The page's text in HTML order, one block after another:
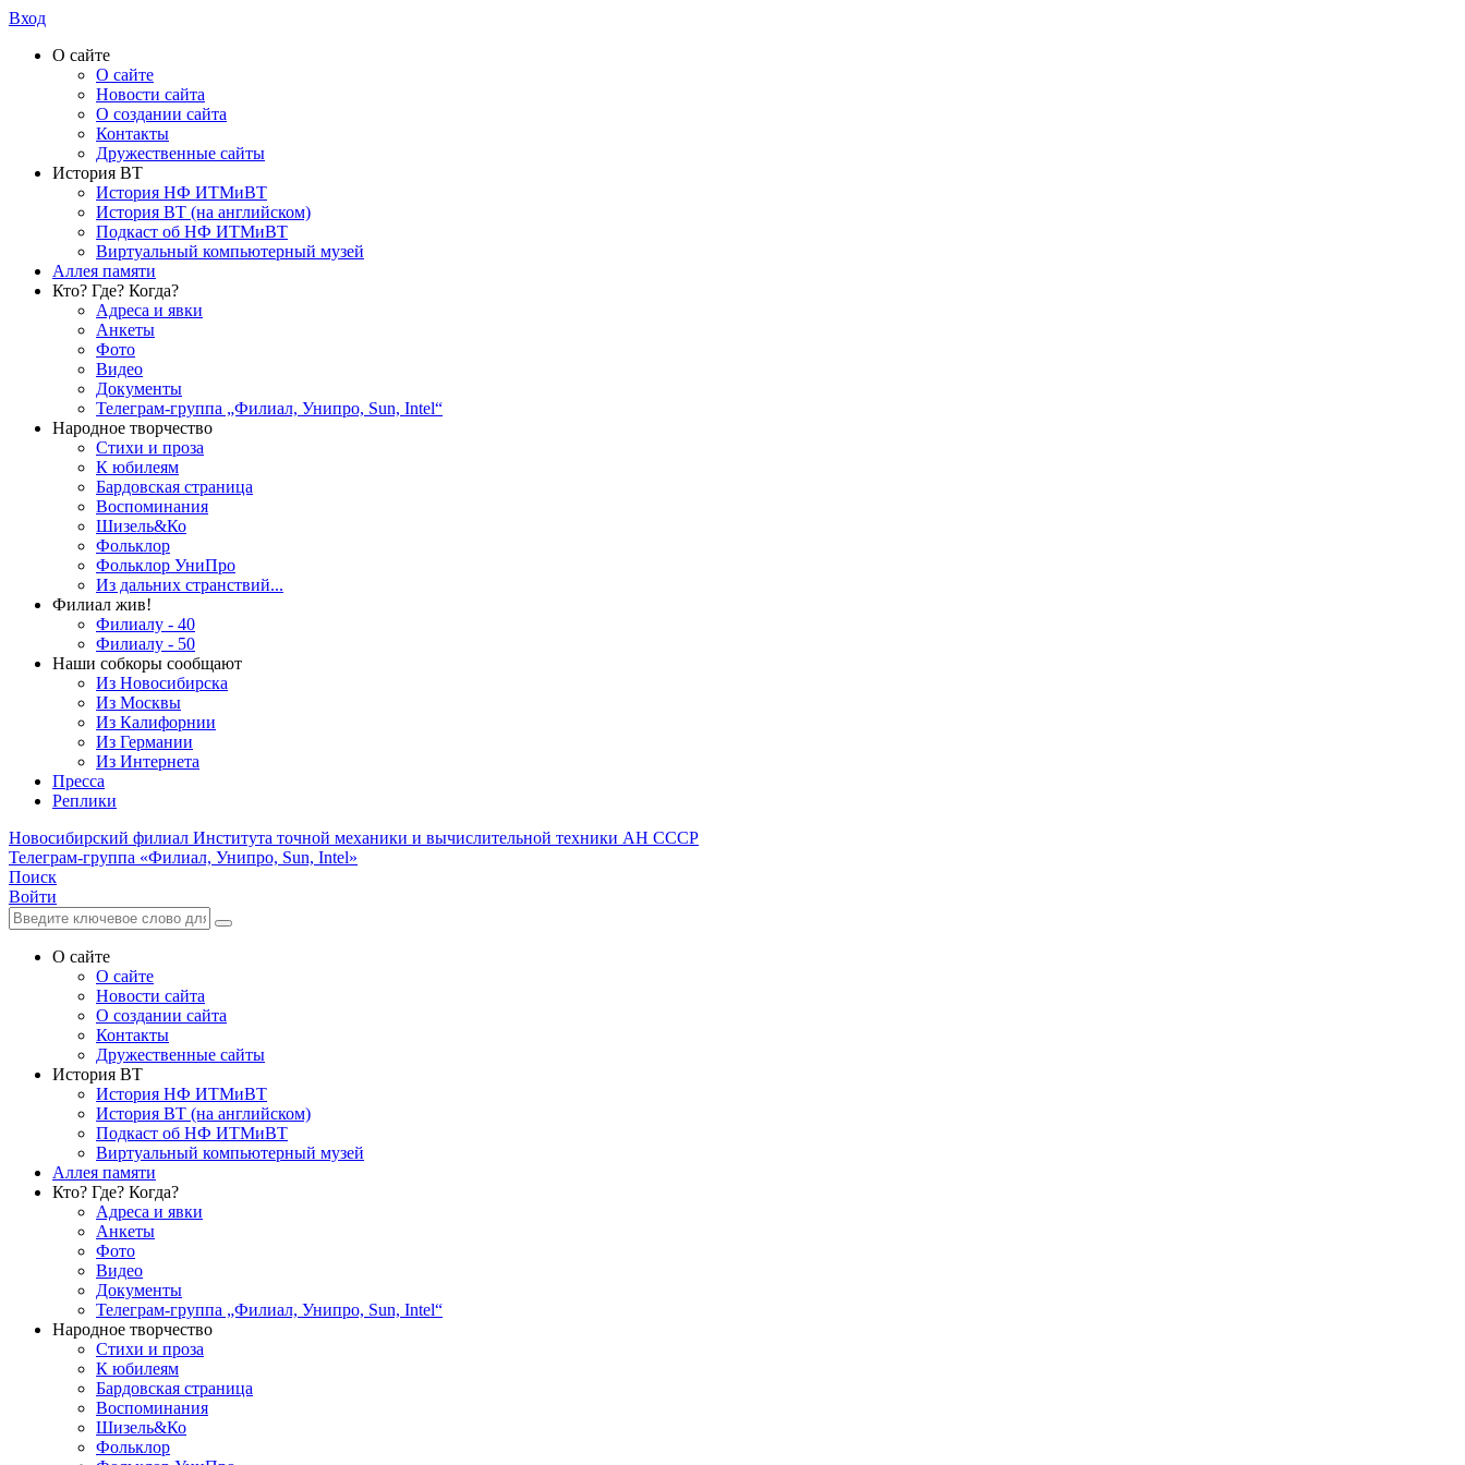
Вход
О сайте
О сайте
Новости сайта
О создании сайта
Контакты
Дружественные сайты
История ВТ
История НФ ИТМиВТ
История ВТ (на английском)
Подкаст об НФ ИТМиВТ
Виртуальный компьютерный музей
Аллея памяти
Кто? Где? Когда?
Адреса и явки
Анкеты
Фото
Видео
Документы
Телеграм-группа „Филиал, Унипро, Sun, Intel“
Народное творчество
Стихи и проза
К юбилеям
Бардовская страница
Воспоминания
Шизель&Ко
Фольклор
Фольклор УниПро
Из дальних странствий...
Филиал жив!
Филиалу - 40
Филиалу - 50
Наши собкоры сообщают
Из Новосибирска
Из Москвы
Из Калифорнии
Из Германии
Из Интернета
Пресса
Реплики
Новосибирский филиал Института точной механики и вычислительной техники АН СССР
Телеграм-группа «Филиал, Унипро, Sun, Intel»
Поиск
Войти
О сайте
О сайте
Новости сайта
О создании сайта
Контакты
Дружественные сайты
История ВТ
История НФ ИТМиВТ
История ВТ (на английском)
Подкаст об НФ ИТМиВТ
Виртуальный компьютерный музей
Аллея памяти
Кто? Где? Когда?
Адреса и явки
Анкеты
Фото
Видео
Документы
Телеграм-группа „Филиал, Унипро, Sun, Intel“
Народное творчество
Стихи и проза
К юбилеям
Бардовская страница
Воспоминания
Шизель&Ко
Фольклор